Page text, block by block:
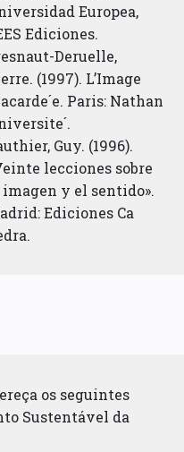
Europea,
Ediciones.
Deruelle,
(1997). L’Image
Paris: Nathan
Guy. (1996).
lecciones sobre
imagen y el sentido».
Ediciones Ca
os seguintes
Sustentável da